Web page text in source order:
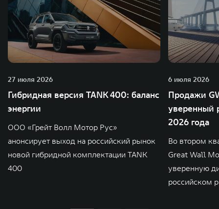
27 июля 2026
Гибридная версия TANK 400: баланс
энергии
ООО «Грейт Волл Мотор Рус»
анонсирует выход на российский рынок
новой гибридной комплектации TANK
400
6 июля 2026
Продажи
уверенный
2026 года
Во втором
Great Wall
уверенную
российском